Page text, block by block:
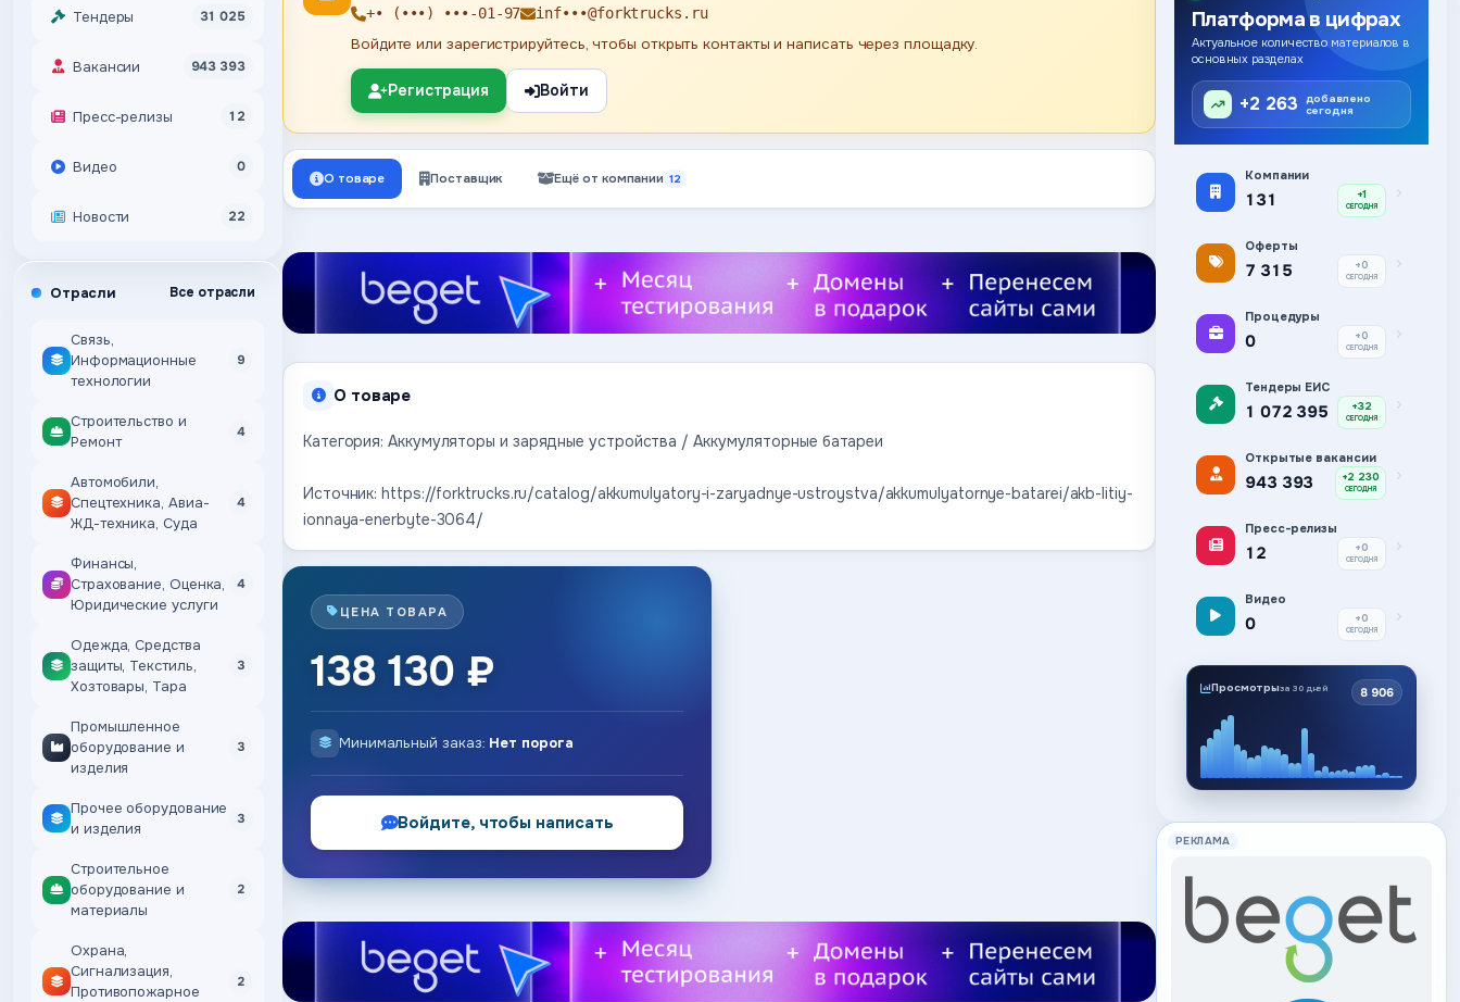
Тендеры 31 025
Вакансии 943 393
Пресс-релизы 12
Видео 0
Новости 22
Отрасли Все отрасли
Связь,
Информационные
технологии
9
Строительство и
Ремонт
4
Автомобили,
Спецтехника, Авиа-
ЖД-техника, Суда
4
Финансы,
Страхование, Оценка,
Юридические услуги
4
Одежда, Средства
защиты, Текстиль,
Хозтовары, Тара
3
Промышленное
оборудование и
изделия
3
Прочее оборудование
и изделия
3
Строительное
оборудование и
материалы
2
Охрана,
Сигнализация,
Противопожарное
2
+• (•••) •••-01-97 inf•••@forktrucks.ru
Войдите или зарегистрируйтесь, чтобы открыть контакты и написать через площадку.
Регистрация Войти
О товаре Поставщик Ещё от компании 12
О товаре
Категория: Аккумуляторы и зарядные устройства / Аккумуляторные батареи
Источник: https://forktrucks.ru/catalog/akkumulyatory-i-zaryadnye-ustroystva/akkumulyatornye-batarei/akb-litiy-
ionnaya-enerbyte-3064/
ЦЕНА ТОВАРА
138 130 ₽
Минимальный заказ: Нет порога
Войдите, чтобы написать
Платформа в цифрах
Актуальное количество материалов в
основных разделах
+2 263
добавлено
сегодня
Компании
131 +1
СЕГОДНЯ
Оферты
7 315 +0
СЕГОДНЯ
Процедуры
0 +0
СЕГОДНЯ
Тендеры ЕИС
1 072 395 +32
СЕГОДНЯ
Открытые вакансии
943 393 +2 230
СЕГОДНЯ
Пресс-релизы
12 +0
СЕГОДНЯ
Видео
0 +0
СЕГОДНЯ
Просмотрыза 30 дней 8 906
РЕКЛАМА